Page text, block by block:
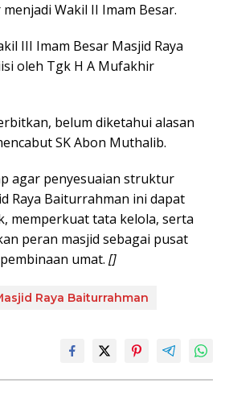
Wakil II Imam Besar.
III Imam Besar Masjid Raya
oleh Tgk H A Mufakhir
belum diketahui alasan
SK Abon Muthalib.
agar penyesuaian struktur
Raya Baiturrahman ini dapat
memperkuat tata kelola, serta
peran masjid sebagai pusat
umat. []
Raya Baiturrahman